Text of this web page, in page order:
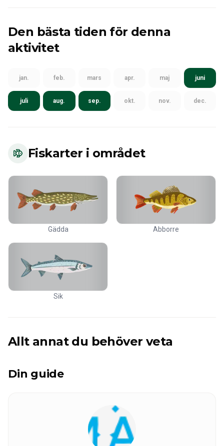
Den bästa tiden för denna
aktivitet
jan. feb. mars apr. maj juni
juli aug. sep. okt. nov. dec.
Fiskarter i området
Gädda Abborre
Sik
Allt annat du behöver veta
Din guide